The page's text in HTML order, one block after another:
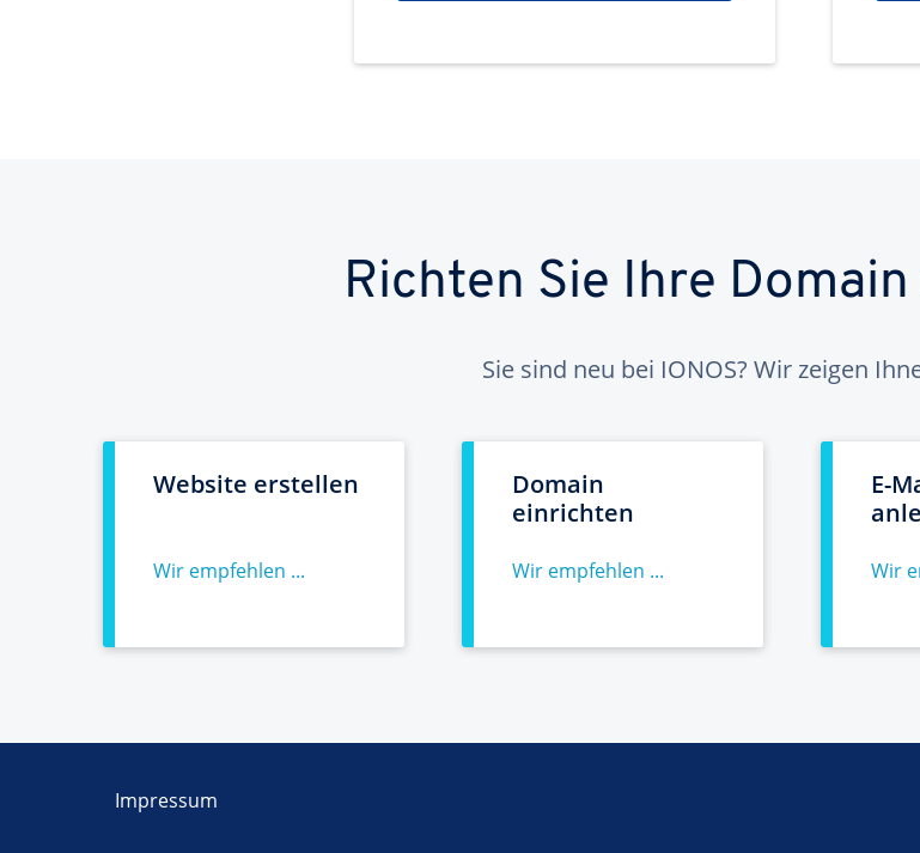
Richten Sie Ihre
Sie sind neu bei IONOS? Wir zeigen
Website erstellen
Wir empfehlen ...
Domain
einrichten
Wir empfehlen ...
E-
Wir
Impressum